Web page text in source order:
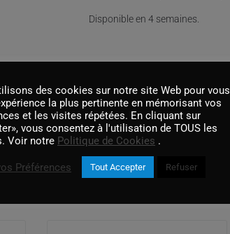
Disponible en 4 semaines.
des cookies sur notre site Web pour vous
la plus pertinente en mémorisant vos
et les visites répétées. En cliquant sur
vous consentez à l'utilisation de TOUS les
Voir notre Politique de Cookies .
Préférences Tout Accepter Refuser